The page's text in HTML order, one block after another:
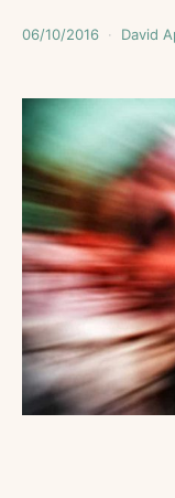
06/10/2016 David